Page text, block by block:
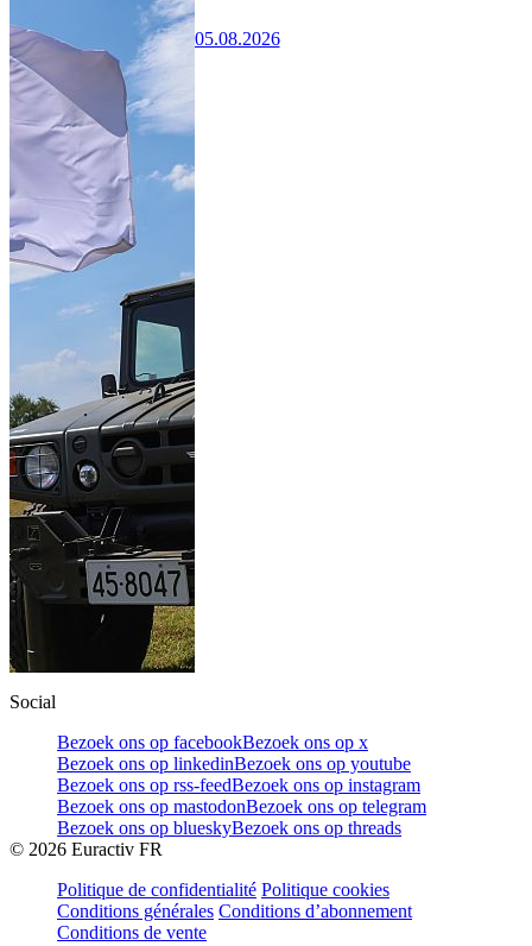
05.08.2026
Social
Bezoek ons op facebookBezoek ons op x
Bezoek ons op linkedinBezoek ons op youtube
Bezoek ons op rss-feedBezoek ons op instagram
Bezoek ons op mastodonBezoek ons op telegram
Bezoek ons op blueskyBezoek ons op threads
© 2026 Euractiv FR
Politique de confidentialité Politique cookies
Conditions générales Conditions d’abonnement
Conditions de vente